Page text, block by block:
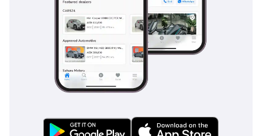
وجهتك للسيارات
الفاخرة في الإمارات